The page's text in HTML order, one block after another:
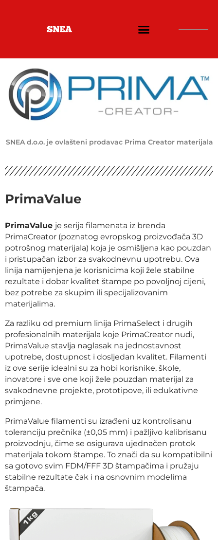
SNEA d.o.o. je ovlašteni prodavac Prima Creator materijala
PrimaValue
PrimaValue je serija filamenata iz brenda
PrimaCreator (poznatog evropskog proizvođača 3D
potrošnog materijala) koja je osmišljena kao pouzdan
i pristupačan izbor za svakodnevnu upotrebu. Ova
linija namijenjena je korisnicima koji žele stabilne
rezultate i dobar kvalitet štampe po povoljnoj cijeni,
bez potrebe za skupim ili specijalizovanim
materijalima.
Za razliku od premium linija PrimaSelect i drugih
profesionalnih materijala koje PrimaCreator nudi,
PrimaValue stavlja naglasak na jednostavnost
upotrebe, dostupnost i dosljedan kvalitet. Filamenti
iz ove serije idealni su za hobi korisnike, škole,
inovatore i sve one koji žele pouzdan materijal za
svakodnevne projekte, prototipove, ili edukativne
primjene.
PrimaValue filamenti su izrađeni uz kontrolisanu
toleranciju prečnika (±0,05 mm) i pažljivo kalibrisanu
proizvodnju, čime se osigurava ujednačen protok
materijala tokom štampe. To znači da su kompatibilni
sa gotovo svim FDM/FFF 3D štampačima i pružaju
stabilne rezultate čak i na osnovnim modelima
štampača.